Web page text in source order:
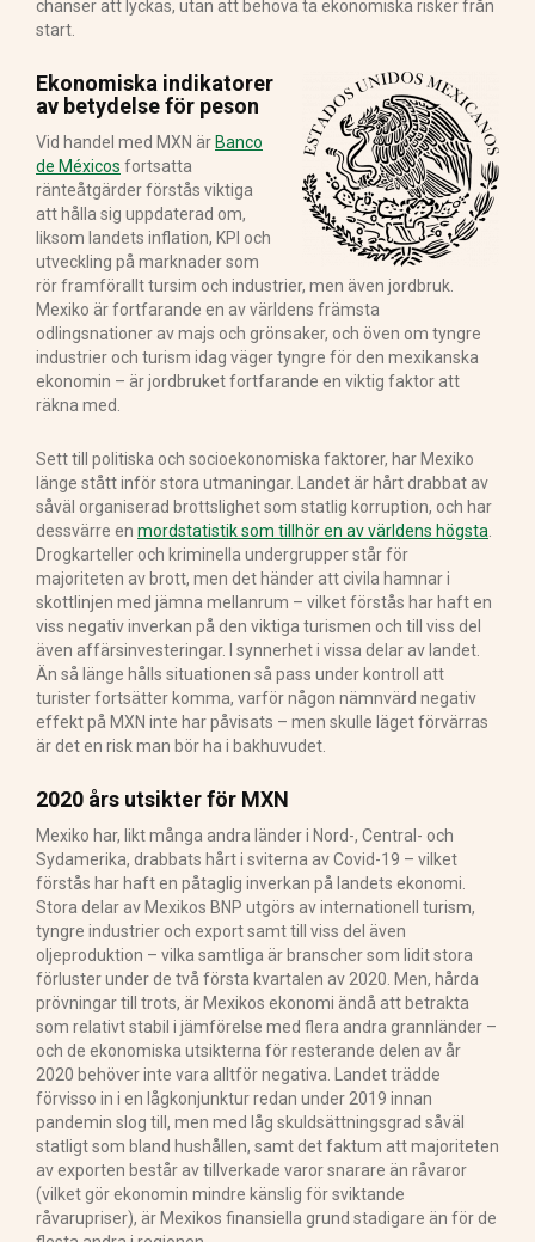
chanser att lyckas, utan att behöva ta ekonomiska risker från
start.
Ekonomiska indikatorer
av betydelse för peson
Vid handel med MXN är Banco
de Méxicos fortsatta
ränteåtgärder förstås viktiga
att hålla sig uppdaterad om,
liksom landets inflation, KPI och
utveckling på marknader som
rör framförallt tursim och industrier, men även jordbruk.
Mexiko är fortfarande en av världens främsta
odlingsnationer av majs och grönsaker, och öven om tyngre
industrier och turism idag väger tyngre för den mexikanska
ekonomin – är jordbruket fortfarande en viktig faktor att
räkna med.
Sett till politiska och socioekonomiska faktorer, har Mexiko
länge stått inför stora utmaningar. Landet är hårt drabbat av
såväl organiserad brottslighet som statlig korruption, och har
dessvärre en mordstatistik som tillhör en av världens högsta
Drogkarteller och kriminella undergrupper står för
majoriteten av brott, men det händer att civila hamnar i
skottlinjen med jämna mellanrum – vilket förstås har haft en
viss negativ inverkan på den viktiga turismen och till viss del
även affärsinvesteringar. I synnerhet i vissa delar av landet.
Än så länge hålls situationen så pass under kontroll att
turister fortsätter komma, varför någon nämnvärd negativ
effekt på MXN inte har påvisats – men skulle läget förvärras
är det en risk man bör ha i bakhuvudet.
2020 års utsikter för MXN
Mexiko har, likt många andra länder i Nord-, Central- och
Sydamerika, drabbats hårt i sviterna av Covid-19 – vilket
förstås har haft en påtaglig inverkan på landets ekonomi.
Stora delar av Mexikos BNP utgörs av internationell turism,
tyngre industrier och export samt till viss del även
oljeproduktion – vilka samtliga är branscher som lidit stora
förluster under de två första kvartalen av 2020. Men, hårda
prövningar till trots, är Mexikos ekonomi ändå att betrakta
som relativt stabil i jämförelse med flera andra grannländer –
och de ekonomiska utsikterna för resterande delen av år
2020 behöver inte vara alltför negativa. Landet trädde
förvisso in i en lågkonjunktur redan under 2019 innan
pandemin slog till, men med låg skuldsättningsgrad såväl
statligt som bland hushållen, samt det faktum att majoriteten
av exporten består av tillverkade varor snarare än råvaror
(vilket gör ekonomin mindre känslig för sviktande
råvarupriser), är Mexikos finansiella grund stadigare än för de